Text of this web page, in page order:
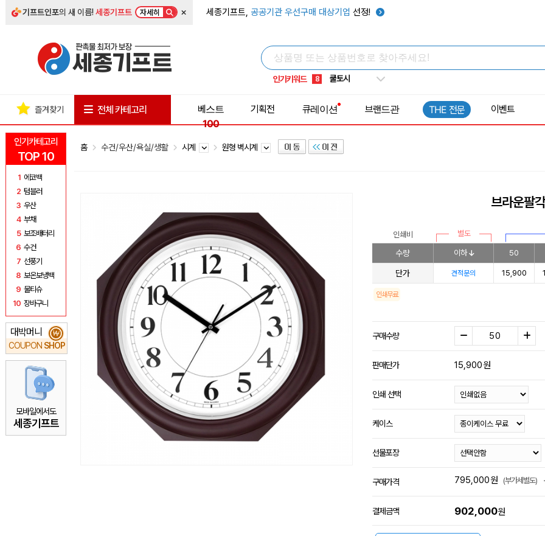
기프트인포의 새 이름!세종기프트 자세히 × 세종기프트, 공공기관 우선구매 대상기업 선정!
인기키워드
5 키캡
8 쿨토시
9 넥쿨러
1 선풍기
인기카테고리
TOP 10
1 에코백
2 텀블러
3 우산
4 부채
5 보조배터리
6 수건
7 선풍기
8 보온보냉백
9 물티슈
10 장바구니
대박머니
COUPON SHOP
₩
모바일에서도
세종기프트
즐겨찾기 전체 카테고리
베스트
100
기획전 큐레이션 브랜드관 THE 전문 이벤트
홈 수건/우산/욕실/생활 시계 원형 벽시계
브라운팔
인쇄비 별도
수량 이하 50
단가 견적문의 15,900
인쇄무료
구매수량
판매단가 15,900원
인쇄 선택
케이스
선물포장
구매가격 795,000원 (부가세별도)
결제금액 902,000원